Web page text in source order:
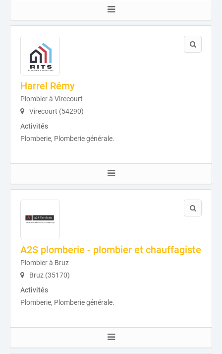
Harrel Rémy
Plombier à Virecourt
Virecourt (54290)
Activités
Plomberie, Plomberie générale.
A2S plomberie - plombier et chauffagiste
Plombier à Bruz
Bruz (35170)
Activités
Plomberie, Plomberie générale.